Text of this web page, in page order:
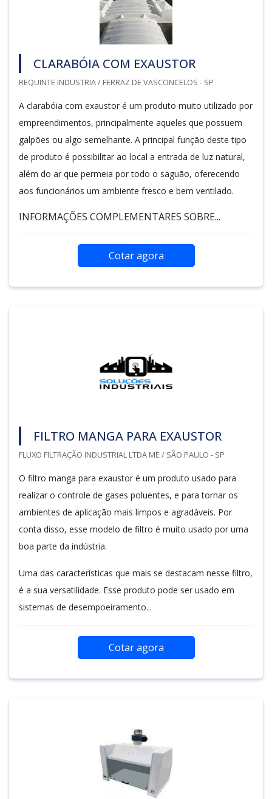
CLARABÓIA COM EXAUSTOR
REQUINTE INDUSTRIA / FERRAZ DE VASCONCELOS - SP
A clarabóia com exaustor é um produto muito utilizado por
empreendimentos, principalmente aqueles que possuem
galpões ou algo semelhante. A principal função deste tipo
de produto é possibilitar ao local a entrada de luz natural,
além do ar que permeia por todo o saguão, oferecendo
aos funcionários um ambiente fresco e bem ventilado.
INFORMAÇÕES COMPLEMENTARES SOBRE...
Cotar agora
FILTRO MANGA PARA EXAUSTOR
FLUXO FILTRAÇÃO INDUSTRIAL LTDA ME / SÃO PAULO - SP
O filtro manga para exaustor é um produto usado para
realizar o controle de gases poluentes, e para tornar os
ambientes de aplicação mais limpos e agradáveis. Por
conta disso, esse modelo de filtro é muito usado por uma
boa parte da indústria.
Uma das características que mais se destacam nesse filtro,
é a sua versatilidade. Esse produto pode ser usado em
sistemas de desempoeiramento...
Cotar agora